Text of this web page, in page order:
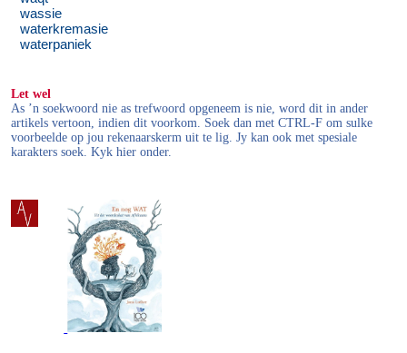
wassie
waterkremasie
waterpaniek
Let wel
As ’n soekwoord nie as trefwoord opgeneem is nie, word dit in ander
artikels vertoon, indien dit voorkom. Soek dan met CTRL-F om sulke
voorbeelde op jou rekenaarskerm uit te lig. Jy kan ook met spesiale
karakters soek. Kyk hier onder.